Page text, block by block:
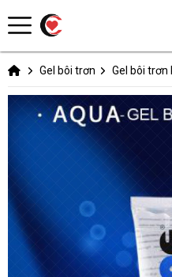
Gel bôi trơn Gel bôi trơn